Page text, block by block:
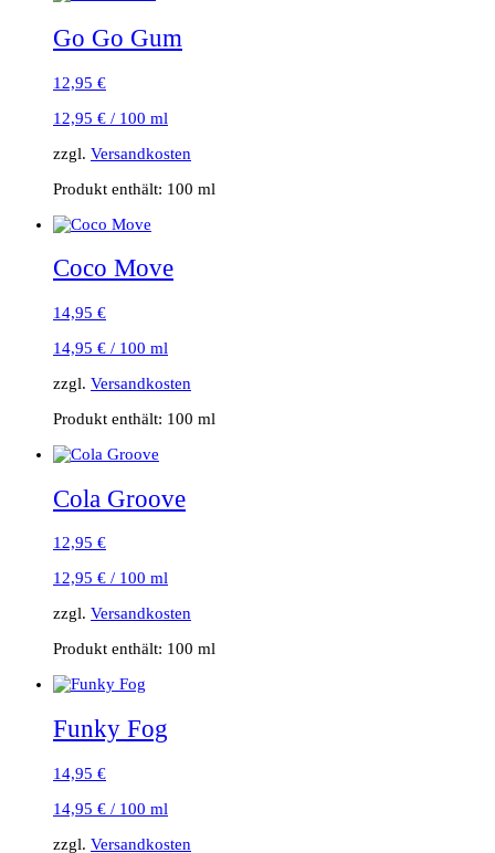
Go Go Gum
12,95 €
12,95 € / 100 ml
zzgl. Versandkosten
Produkt enthält: 100 ml
Coco Move
14,95 €
14,95 € / 100 ml
zzgl. Versandkosten
Produkt enthält: 100 ml
Cola Groove
12,95 €
12,95 € / 100 ml
zzgl. Versandkosten
Produkt enthält: 100 ml
Funky Fog
14,95 €
14,95 € / 100 ml
zzgl. Versandkosten